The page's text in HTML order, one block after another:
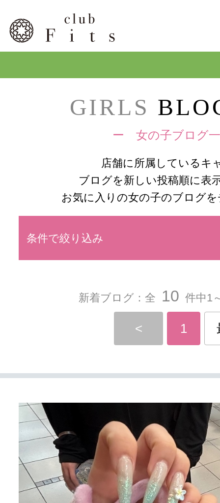
GIRLS
ー 女の子ブログ
店舗に所属しているキ
ブログを新しい投稿順に表
お気に入りの女の子のブログ
条件で絞り込み
新着ブログ：全 10 件中1
< 1